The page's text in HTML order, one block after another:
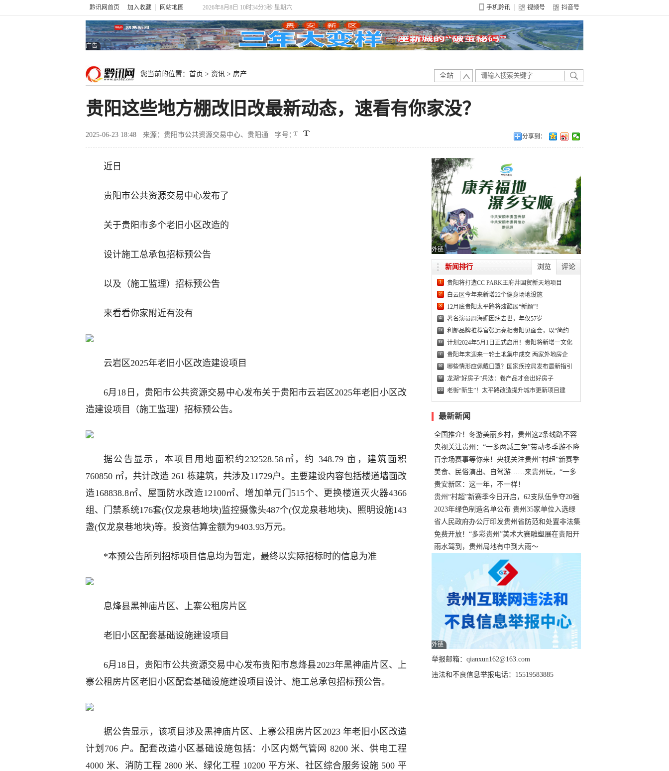
黔讯网首页 加入收藏 网站地图 2026年8月8日 10时34分3秒 星期六 手机黔讯 视频号 抖音号
广告
您当前的位置： 首页 > 资讯 > 房产 全站
贵阳这些地方棚改旧改最新动态，速看有你家没？
2025-06-23 18:48 来源：贵阳市公共资源交易中心、贵阳通 字号： 分享到：
近日
贵阳市公共资源交易中心发布了
关于贵阳市多个老旧小区改造的
设计施工总承包招标预公告
以及（施工监理）招标预公告
来看看你家附近有没有
云岩区2025年老旧小区改造建设项目
6月18日，贵阳市公共资源交易中心发布关于贵阳市云岩区2025年老旧小区改
造建设项目（施工监理）招标预公告。
据公告显示，本项目用地面积约232528.58㎡，约 348.79 亩，建筑面积
760850 ㎡，共计改造 261 栋建筑，共涉及11729户。主要建设内容包括楼道墙面改
造168838.8㎡、屋面防水改造12100㎡、增加单元门515个、更换楼道灭火器4366
组、门禁系统176套(仅龙泉巷地块)监控摄像头487个(仅龙泉巷地块)、照明设施143
盏(仅龙泉巷地块)等。投资估算金额为9403.93万元。
*本预公告所列招标项目信息均为暂定，最终以实际招标时的信息为准
息烽县黑神庙片区、上寨公租房片区
老旧小区配套基础设施建设项目
6月18日，贵阳市公共资源交易中心发布贵阳市息烽县2023年黑神庙片区、上
寨公租房片区老旧小区配套基础设施建设项目设计、施工总承包招标预公告。
据公告显示，该项目涉及黑神庙片区、上寨公租房片区2023 年老旧小区改造
计划706 户。配套改造小区基础设施包括：小区内燃气管网 8200 米、供电工程
4000 米、消防工程 2800 米、绿化工程 10200 平方米、社区综合服务设施 500 平
外链
浏览 评论
新闻排行
1 贵阳将打造CC PARK王府井国贸新天地项目
2 白云区今年来新增22个健身场地设施
3 12月底贵阳太平路将炫酷展“新颜”！
4 著名演员周海媚因病去世，年仅57岁
5 利郎品牌推荐官张远亮相贵阳见面会，以“简约
6 计划2024年5月1日正式启用！贵阳将新增一文化
7 贵阳年末迎来一轮土地集中成交 两家外地房企
8 哪些情形应佩戴口罩？国家疾控局发布最新指引
9 龙湖“好房子”兵法：卷产品才会出好房子
10 老街“新生”！太平路改造提升城市更新项目建
最新新闻
全国推介！冬游美丽乡村，贵州这2条线路不容
错过
央视关注贵州：“一多两减三免”带动冬季游不降
温
百余场赛事等你来！央视关注贵州“村超”新赛季
正式“打响”
美食、民俗演出、自驾游……来贵州玩，“一多
两减三免”！
贵安新区：这一年，不一样！
贵州“村超”新赛季今日开启，62支队伍争夺20强
名额
2023年绿色制造名单公布 贵州35家单位入选绿
色工厂
省人民政府办公厅印发贵州省防范和处置非法集
资工作实施细则
免费开放！“多彩贵州”美术大赛雕塑展在贵阳开
展，持续至1月19日
雨水驾到，贵州局地有中到大雨～
外链
举报邮箱：qianxun162@163.com
违法和不良信息举报电话：15519583885